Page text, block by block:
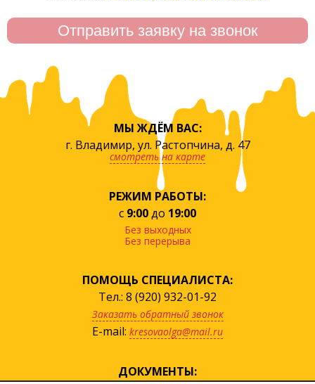
МЫ ЖДЁМ ВАС:
г. Владимир, ул. Растопчина, д. 47
смотреть на карте
РЕЖИМ РАБОТЫ:
с 9:00до 19:00
Без выходных
Без перерыва
ПОМОЩЬ СПЕЦИАЛИСТА:
Тел.: 8 (920) 932-01-92
Заказать обратный звонок
E-mail: kresovaolga@mail.ru
ДОКУМЕНТЫ: